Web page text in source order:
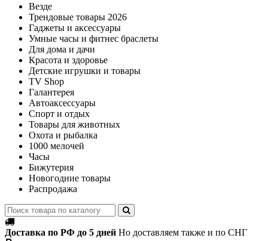
Везде
Трендовые товары 2026
Гаджеты и аксессуары
Умные часы и фитнес браслеты
Для дома и дачи
Красота и здоровье
Детские игрушки и товары
TV Shop
Галантерея
Автоаксессуары
Спорт и отдых
Товары для животных
Охота и рыбалка
1000 мелочей
Часы
Бижутерия
Новогодние товары
Распродажа
Доставка по РФ до 5 дней Но доставляем также и по СНГ